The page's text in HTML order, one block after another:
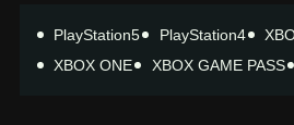
PlayStation5 PlayStation4
XBOX ONE
XBOX GAME PASS